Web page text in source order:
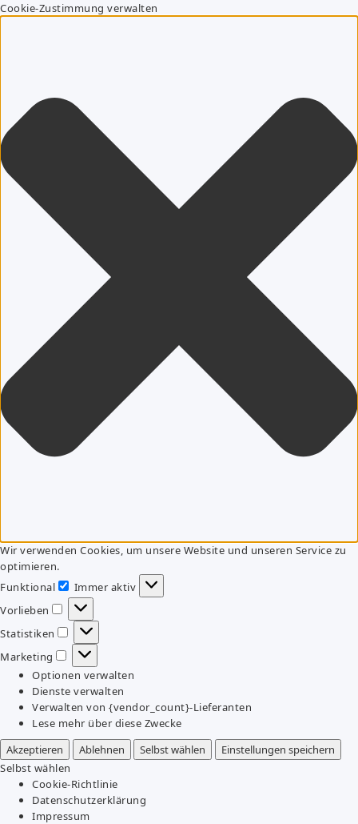
Cookie-Zustimmung verwalten
Wir verwenden Cookies, um unsere Website und unseren Service zu
optimieren.
Funktional
Funktional
Immer aktiv
Vorlieben
Vorlieben
Statistiken
Statistiken
Marketing
Marketing
Optionen verwalten
Dienste verwalten
Verwalten von {vendor_count}-Lieferanten
Lese mehr über diese Zwecke
Akzeptieren
Ablehnen Selbst wählen
Einstellungen speichern
Selbst wählen
Cookie-Richtlinie
Datenschutzerklärung
Impressum